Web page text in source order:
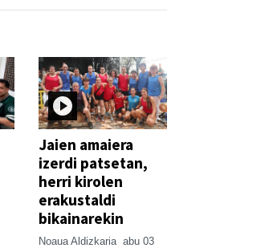
Jaien amaiera
izerdi patsetan,
herri kirolen
erakustaldi
bikainarekin
Noaua Aldizkaria abu 03